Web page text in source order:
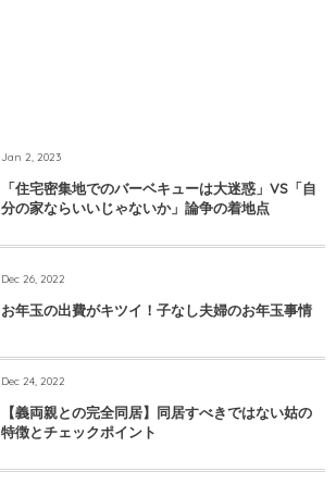
Jan 2, 2023
「住宅密集地でのバーベキューは大迷惑」VS「自
分の家ならいいじゃないか」論争の着地点
Dec 26, 2022
お年玉の出費がキツイ！子なし夫婦のお年玉事情
Dec 24, 2022
【義両親との完全同居】同居すべきではない姑の
特徴とチェックポイント